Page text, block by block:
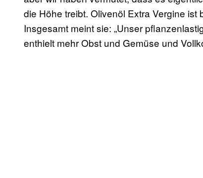
die Höhe treibt. Olivenöl Extra Vergine ist
Insgesamt meint sie: „Unser
enthielt mehr Obst und Gemüse und